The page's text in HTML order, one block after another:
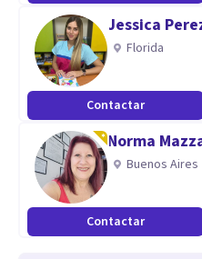
Jessica
Florida
Contactar
Norma
Buenos Aires
Contactar